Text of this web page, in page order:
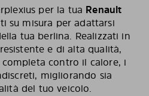
per la tua Renault
su misura per adattarsi
tua berlina. Realizzati in
e di alta qualità,
contro il calore, i
migliorando sia
del tuo veicolo.